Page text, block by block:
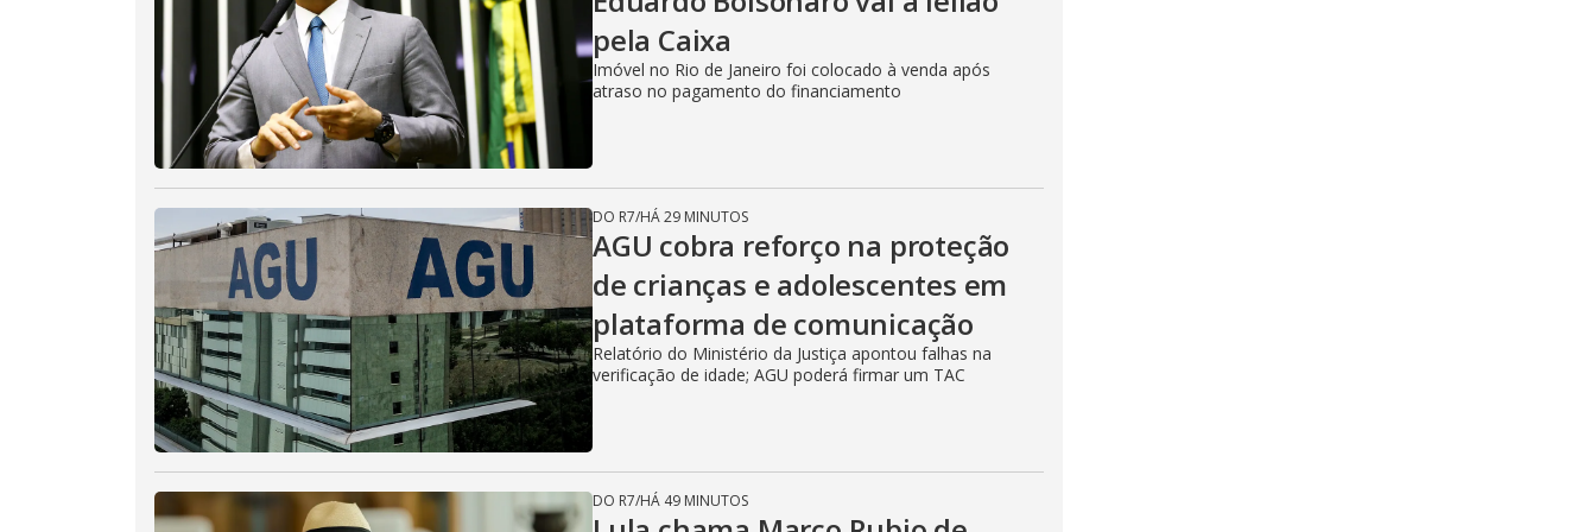
d
e
o
pela Caixa
Imóvel no Rio de Janeiro foi colocado à venda após
atraso no pagamento do financiamento
DO R7/HÁ 29 MINUTOS
AGU cobra reforço na proteção
de crianças e adolescentes em
plataforma de comunicação
Relatório do Ministério da Justiça apontou falhas na
verificação de idade; AGU poderá firmar um TAC
DO R7/HÁ 49 MINUTOS